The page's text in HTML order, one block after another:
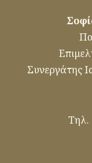
Συνεργάτης
Τηλ.